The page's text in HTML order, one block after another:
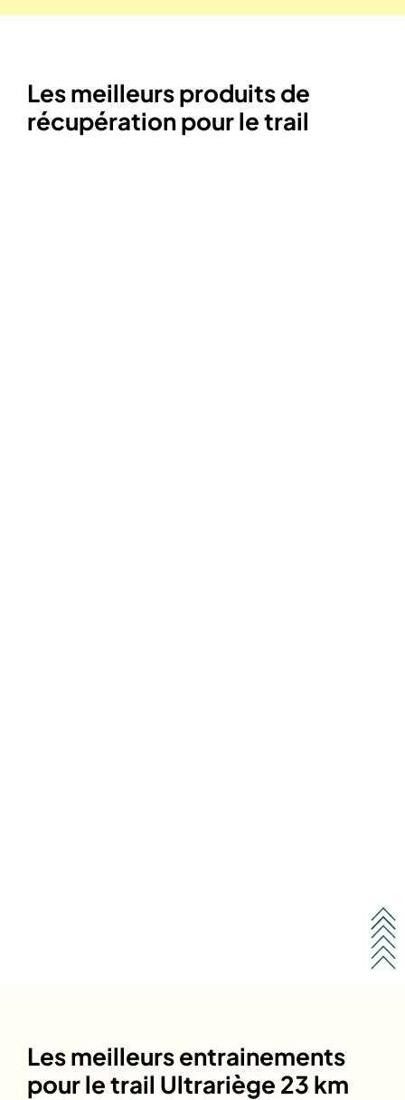
Les meilleurs produits de
récupération pour le trail
Les meilleurs entrainements
pour le trail Ultrariège 23 km